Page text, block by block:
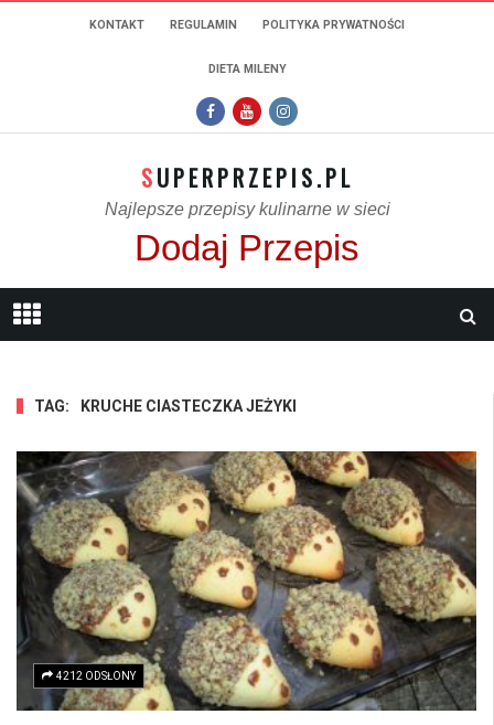
KONTAKT REGULAMIN POLITYKA PRYWATNOŚCI
DIETA MILENY
SUPERPRZEPIS.PL
Najlepsze przepisy kulinarne w sieci
Dodaj Przepis
TAG: KRUCHE CIASTECZKA JEŻYKI
4212 ODSŁONY